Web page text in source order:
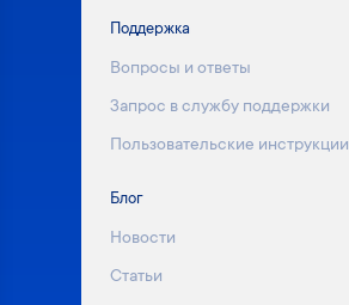
Поддержка
Вопросы и ответы
Запрос в службу поддержки
Пользовательские инструкции
Блог
Новости
Статьи